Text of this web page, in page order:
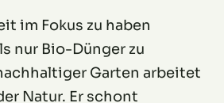
im Fokus zu haben
nur Bio-Dünger zu
Garten arbeitet
Natur. Er schont